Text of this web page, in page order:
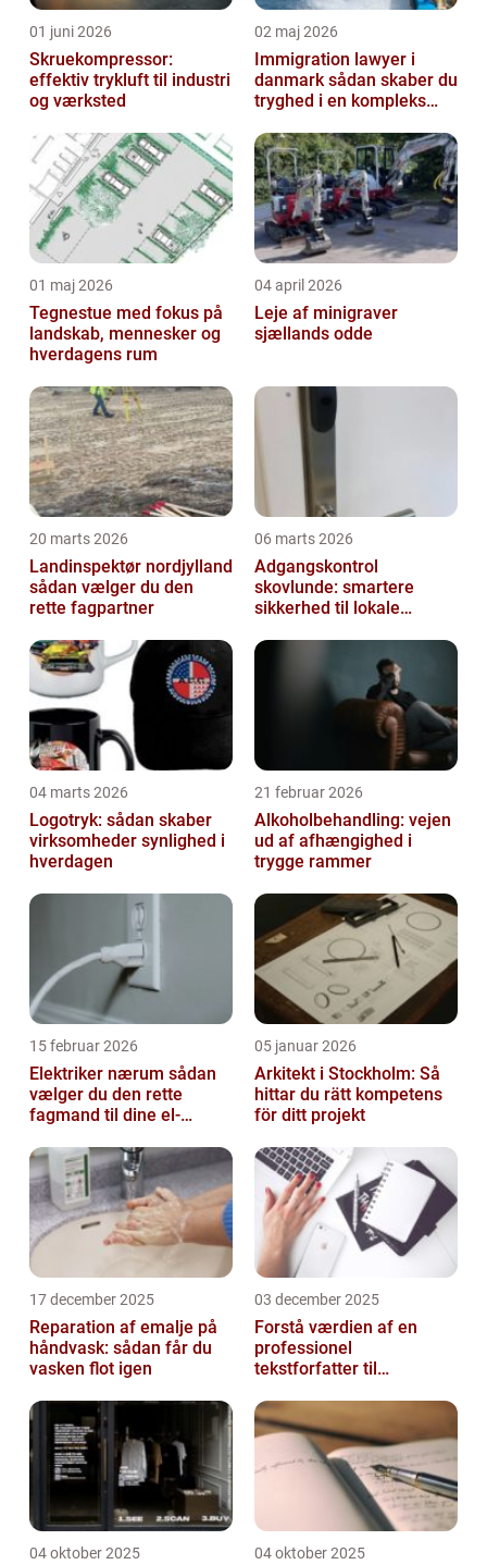
01 juni 2026
Skruekompressor:
effektiv trykluft til industri
og værksted
02 maj 2026
Immigration lawyer i
danmark sådan skaber du
tryghed i en kompleks
01 maj 2026
Tegnestue med fokus på
landskab, mennesker og
hverdagens rum
04 april 2026
Leje af minigraver
sjællands odde
20 marts 2026
Landinspektør nordjylland
sådan vælger du den
rette fagpartner
06 marts 2026
Adgangskontrol
skovlunde: smartere
sikkerhed til lokale
04 marts 2026
Logotryk: sådan skaber
virksomheder synlighed i
hverdagen
21 februar 2026
Alkoholbehandling: vejen
ud af afhængighed i
trygge rammer
15 februar 2026
Elektriker nærum sådan
vælger du den rette
fagmand til dine el-
05 januar 2026
Arkitekt i Stockholm: Så
hittar du rätt kompetens
för ditt projekt
17 december 2025
Reparation af emalje på
håndvask: sådan får du
vasken flot igen
03 december 2025
Forstå værdien af en
professionel
tekstforfatter til
04 oktober 2025 04 oktober 2025